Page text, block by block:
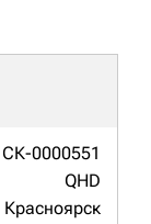
СК-0000551
QHD
Красноярск